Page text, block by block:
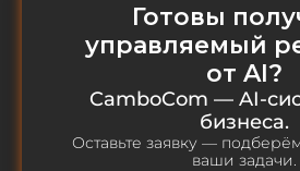
Готовы
управляемый
от AI?
CamboCom — AI-
бизнеса.
Оставьте заявку —
ваши задачи.